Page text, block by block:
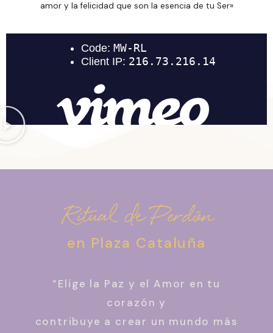
amor y la felicidad que son la esencia de tu Ser»
Ritual de Perdón
en Plaza Cataluña
“Elige la Paz y el Amor en tu
corazón y
contribuye a crear un mundo más